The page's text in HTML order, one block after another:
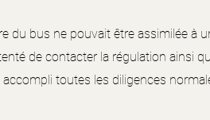
du bus ne pouvait être assimilée à
de contacter la régulation ainsi
accompli toutes les diligences